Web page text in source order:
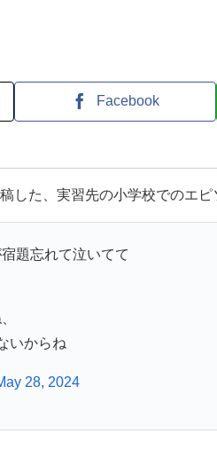
Facebook
した、実習先の小学校でのエピ
題忘れて泣いてて
いからね
28, 2024